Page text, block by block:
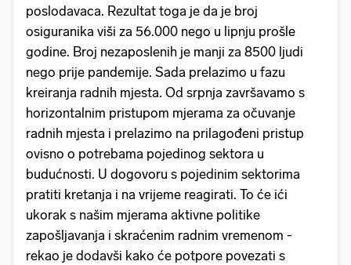
poslodavaca. Rezultat toga je da je broj
osiguranika viši za 56.000 nego u lipnju prošle
godine. Broj nezaposlenih je manji za 8500 ljudi
nego prije pandemije. Sada prelazimo u fazu
kreiranja radnih mjesta. Od srpnja završavamo s
horizontalnim pristupom mjerama za očuvanje
radnih mjesta i prelazimo na prilagođeni pristup
ovisno o potrebama pojedinog sektora u
budućnosti. U dogovoru s pojedinim sektorima
pratiti kretanja i na vrijeme reagirati. To će ići
ukorak s našim mjerama aktivne politike
zapošljavanja i skraćenim radnim vremenom -
rekao je dodavši kako će potpore povezati s